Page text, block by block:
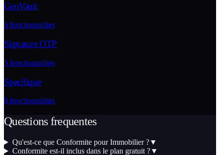
GenVault
6 fonctionnalites
Signature OTP
5 fonctionnalites
Specifique
6 fonctionnalites
Questions frequentes
Qu'est-ce que Conformite pour Immobilier ?▼
Conformite est-il inclus dans le plan gratuit ?▼